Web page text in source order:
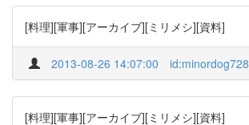
[料理][軍事][アーカイブ][ミリメシ][資料]
2013-08-26 14:07:00 id:minordog728
[料理][軍事][アーカイブ][ミリメシ][資料]